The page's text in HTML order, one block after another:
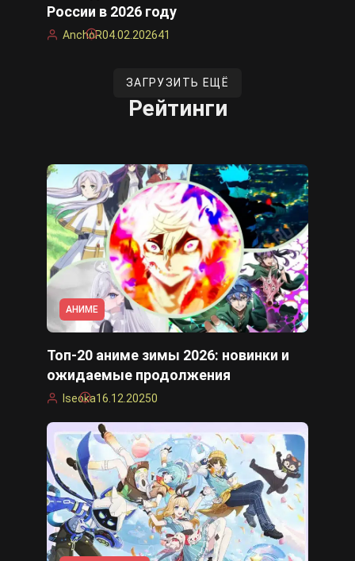
России в 2026 году
AnchoR04.02.202641
ЗАГРУЗИТЬ ЕЩЁ
Рейтинги
АНИМЕ
Топ-20 аниме зимы 2026: новинки и
ожидаемые продолжения
Iseoka16.12.20250